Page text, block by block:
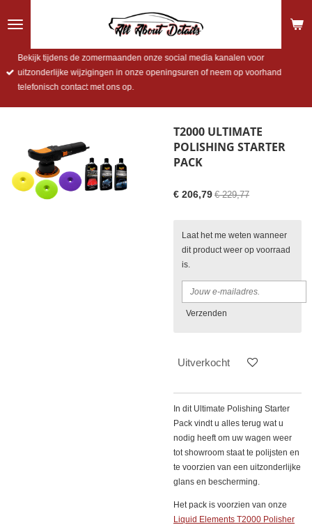
direct
hoofdinhoud
Bekijk tijdens de zomermaanden onze social media kanalen voor
uitzonderlijke wijzigingen in onze openingsuren of neem op voorhand
telefonisch contact met ons op.
T2000 ULTIMATE
POLISHING STARTER
PACK
€ 206,79 € 229,77
Laat het me weten wanneer
dit product weer op voorraad
is.
Verzenden
Uitverkocht
In dit Ultimate Polishing Starter
Pack vindt u alles terug wat u
nodig heeft om uw wagen weer
tot showroom staat te polijsten en
te voorzien van een uitzonderlijke
glans en bescherming.
Het pack is voorzien van onze
Liquid Elements T2000 Polisher